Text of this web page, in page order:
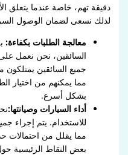
دقيقة تهم، خاصة عندما يتعلق
لذلك نسعى لضمان الوصول
معالجة الطلبات بكفاءة:
السائقين، نحن نعمل
جميع السائقين يمتلكون
مما يمكنهم من اختيار
بشكل أسرع.
أداء السيارات وصيانتها:
للاستخدام. يتم إجراء
مما يقلل من احتمالات
بعض النقاط الرئيسية